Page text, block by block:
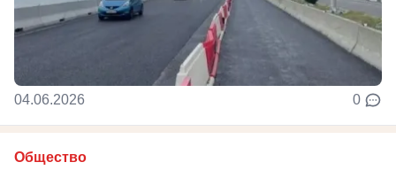
04.06.2026 0
Общество